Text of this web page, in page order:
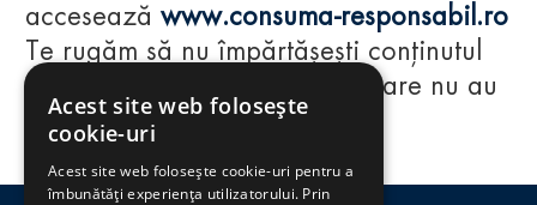
Regulamente
accesează www.consuma-responsabil.ro
Te rugăm să nu împărtășești conținutul
acestui website cu persoane care nu au
împlinit vârsta de 18 ani.
Acest site web folosește
cookie-uri
Acest site web folosește cookie-uri pentru a
îmbunătăți experiența utilizatorului. Prin